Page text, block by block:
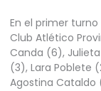
En el primer turno
Club Atlético
Canda (6),
(3), Lara Poblete
Agostina Cataldo